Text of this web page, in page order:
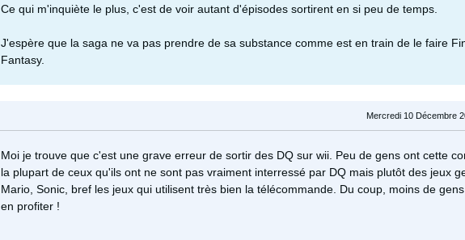
Ce qui m'inquiète le plus, c'est de voir autant d'épisodes sortirent en si peu de temps.
J'espère que la saga ne va pas prendre de sa substance comme est en train de le faire
Fantasy.
Mercredi 10 Décembre
Moi je trouve que c'est une grave erreur de sortir des DQ sur wii. Peu de gens ont cette
la plupart de ceux qu'ils ont ne sont pas vraiment interressé par DQ mais plutôt des jeux
Mario, Sonic, bref les jeux qui utilisent très bien la télécommande. Du coup, moins de
en profiter !